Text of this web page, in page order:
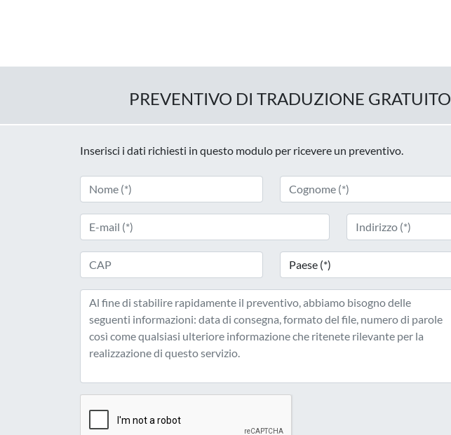
PREVENTIVO DI TRADUZIONE GRATUITO
Inserisci i dati richiesti in questo modulo per ricevere un preventivo.